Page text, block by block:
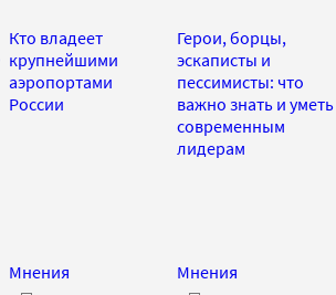
Кто владеет
крупнейшими
аэропортами
России
Герои, борцы,
эскаписты и
пессимисты: что
важно знать и уметь
современным
лидерам
Мнения Мнения